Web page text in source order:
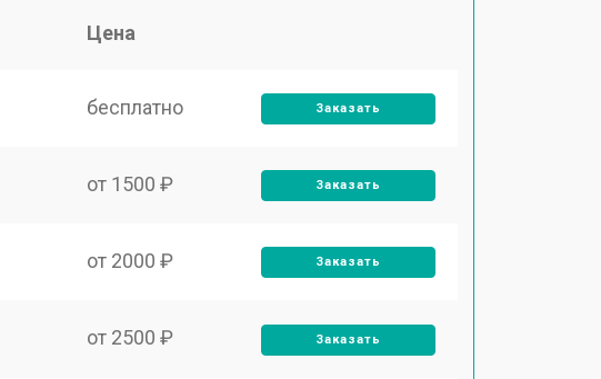
Цена
бесплатно Заказать
от 1500 ₽ Заказать
от 2000 ₽ Заказать
от 2500 ₽ Заказать